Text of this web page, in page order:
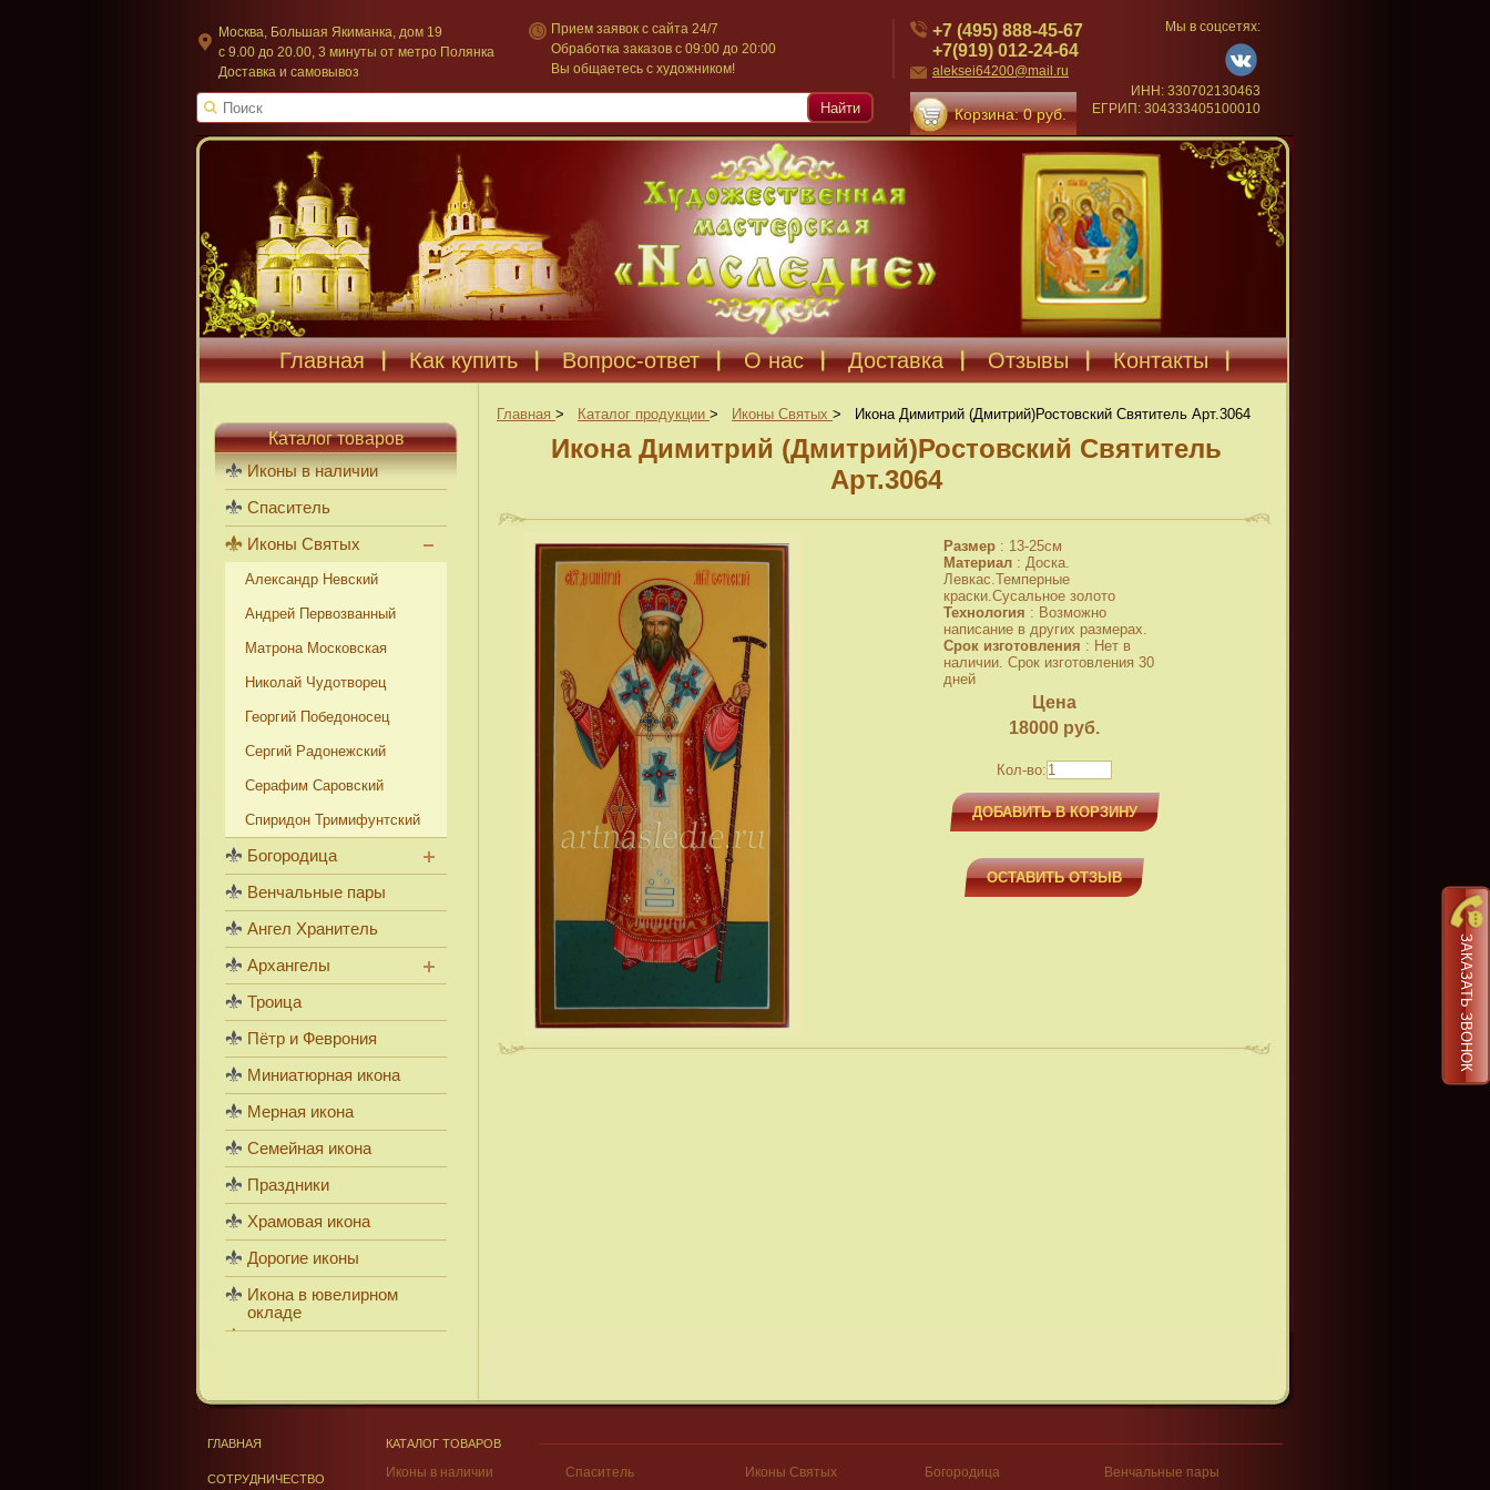
Москва, Большая Якиманка, дом 19
c 9.00 до 20.00, 3 минуты от метро Полянка
Доставка и самовывоз
Прием заявок с сайта 24/7
Обработка заказов с 09:00 до 20:00
Вы общаетесь с художником!
+7 (495) 888-45-67
+7(919) 012-24-64
aleksei64200@mail.ru
Корзина: 0 руб.
Мы в соцсетях:
ИНН: 330702130463
ЕГРИП: 304333405100010
Найти
Главная Как купить Вопрос-ответ О нас Доставка Отзывы Контакты
Главная > Каталог продукции > Иконы Святых > Икона Димитрий (Дмитрий)Ростовский Святитель Арт.3064
Икона Димитрий (Дмитрий)Ростовский Святитель
Арт.3064
Размер : 13-25см
Материал : Доска.
Левкас.Темперные
краски.Сусальное золото
Технология : Возможно
написание в других размерах.
Срок изготовления : Нет в
наличии. Срок изготовления 30
дней
Цена
18000 руб.
Кол-во:
ДОБАВИТЬ В КОРЗИНУ
ОСТАВИТЬ ОТЗЫВ
Каталог товаров
Иконы в наличии
Спаситель
Иконы Святых
Александр Невский
Андрей Первозванный
Матрона Московская
Николай Чудотворец
Георгий Победоносец
Сергий Радонежский
Серафим Саровский
Спиридон Тримифунтский
Богородица
Венчальные пары
Ангел Хранитель
Архангелы
Троица
Пётр и Феврония
Миниатюрная икона
Мерная икона
Семейная икона
Праздники
Храмовая икона
Дорогие иконы
Икона в ювелирном
окладе
ЗАКАЗАТЬ ЗВОНОК
ГЛАВНАЯ
СОТРУДНИЧЕСТВО
КАТАЛОГ ТОВАРОВ
Иконы в наличии Спаситель Иконы Святых Богородица Венчальные пары